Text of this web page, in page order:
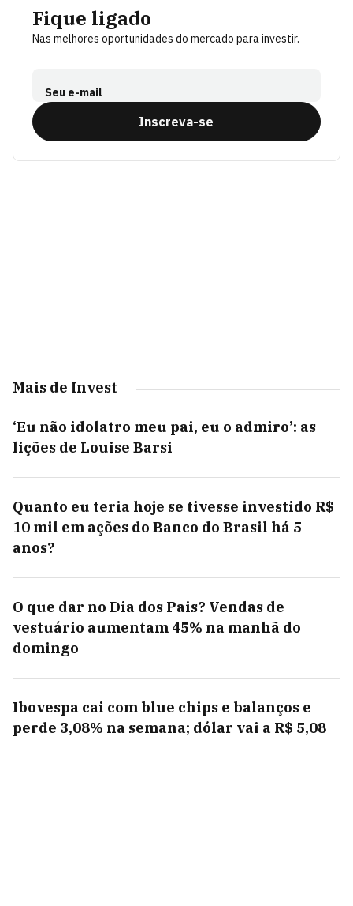
Fique ligado
Nas melhores oportunidades do mercado para investir.
Seu e-mail
Inscreva-se
Mais de Invest
‘Eu não idolatro meu pai, eu o admiro’: as
lições de Louise Barsi
Quanto eu teria hoje se tivesse investido R$
10 mil em ações do Banco do Brasil há 5
anos?
O que dar no Dia dos Pais? Vendas de
vestuário aumentam 45% na manhã do
domingo
Ibovespa cai com blue chips e balanços e
perde 3,08% na semana; dólar vai a R$ 5,08